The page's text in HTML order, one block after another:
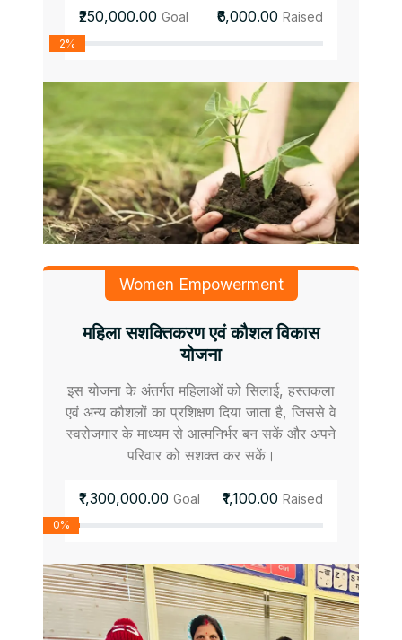
₹250,000.00 Goal ₹6,000.00 Raised
2%
Women Empowerment
महिला सशक्तिकरण एवं कौशल विकास
योजना
इस योजना के अंतर्गत महिलाओं को सिलाई, हस्तकला
एवं अन्य कौशलों का प्रशिक्षण दिया जाता है, जिससे वे
स्वरोजगार के माध्यम से आत्मनिर्भर बन सकें और अपने
परिवार को सशक्त कर सकें।
₹1,300,000.00 Goal ₹1,100.00 Raised
0%